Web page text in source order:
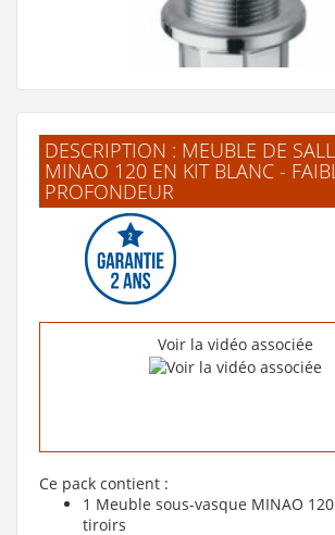
Bonde Up-Down Universelle Chromé
Voir le produit
DESCRIPTION : MEUBLE DE
MINAO 120 EN KIT BLANC -
PROFONDEUR
Voir la vidéo associée
Ce pack contient :
1 Meuble sous-vasque MINAO
tiroirs